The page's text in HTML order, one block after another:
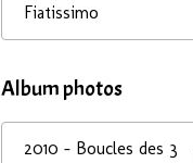
Fiatissimo
Album photos
2010 - Boucles des 3